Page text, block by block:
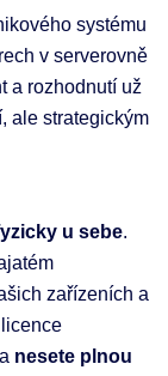
systému
v serverovně
a rozhodnutí už
ale strategickým
u sebe.
zařízeních a
nesete plnou